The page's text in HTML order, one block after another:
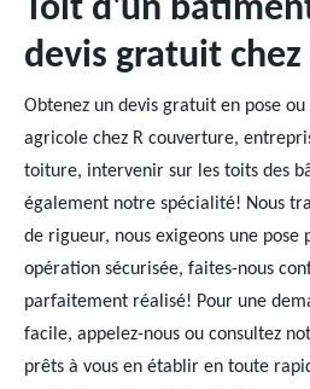
Toit d'un
devis gratuit
Obtenez un devis gratuit en pose
agricole chez R couverture,
toiture, intervenir sur les toits des
également notre spécialité! Nous
de rigueur, nous exigeons une pose
opération sécurisée, faites-nous
parfaitement réalisé! Pour une
facile, appelez-nous ou consultez
prêts à vous en établir en toute